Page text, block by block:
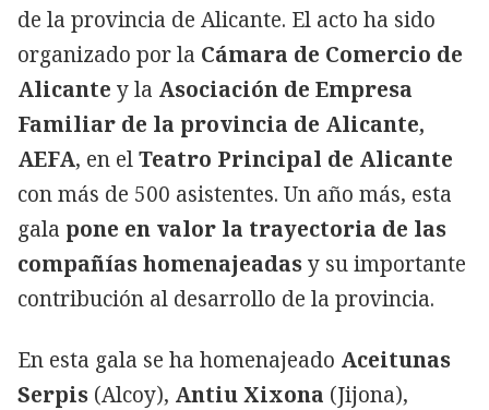
de la provincia de Alicante. El acto ha sido
organizado por la Cámara de Comercio de
Alicante y la Asociación de Empresa
Familiar de la provincia de Alicante,
AEFA, en elTeatro Principal de Alicante
con más de 500 asistentes. Un año más, esta
gala pone en valor la trayectoria de las
compañías homenajeadasy su importante
contribución al desarrollo de la provincia.
En esta gala se ha homenajeado Aceitunas
Serpis (Alcoy), Antiu Xixona (Jijona),